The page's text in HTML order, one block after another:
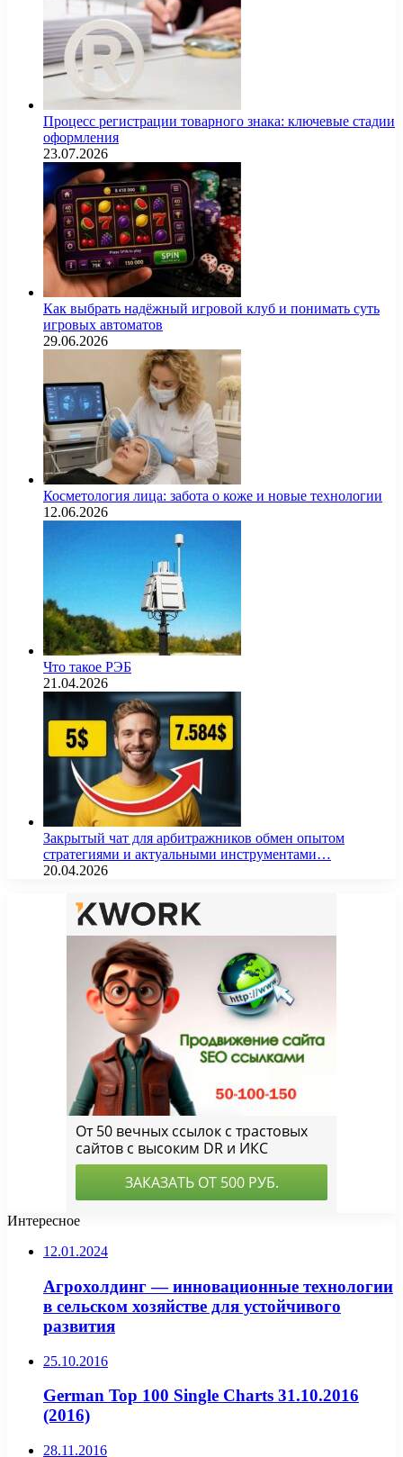
Процесс регистрации товарного знака: ключевые стадии
оформления
23.07.2026
Как выбрать надёжный игровой клуб и понимать суть
игровых автоматов
29.06.2026
Косметология лица: забота о коже и новые технологии
12.06.2026
Что такое РЭБ
21.04.2026
Закрытый чат для арбитражников обмен опытом
стратегиями и актуальными инструментами…
20.04.2026
Интересное
12.01.2024
Агрохолдинг — инновационные технологии
в сельском хозяйстве для устойчивого
развития
25.10.2016
German Top 100 Single Charts 31.10.2016
(2016)
28.11.2016